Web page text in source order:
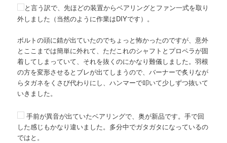
と言う訳で、先ほどの装置からベアリングとファン一式を取り
外しました（当然のように作業はDIYです）。
ボルトの頭に錆が出ていたのでちょっと怖かったのですが、意外
とここまでは簡単に外れて、ただこれのシャフトとプロペラが固
着してしまっていて、それを抜くのにかなり難儀しました。羽根
の方を変形させるとブレが出てしまうので、バーナーで炙りなが
らタガネをくさび代わりにし、ハンマーで叩いて少しずつ抜いて
いきました。
手前が異音が出ていたベアリングで、奥が新品です。手で回
した感じもかなり違いました。多分中でガタガタになっているの
ではと。